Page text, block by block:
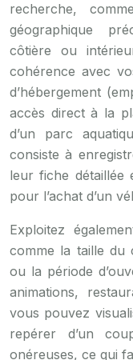
recherche,
géographique
côtière ou
cohérence avec
d’hébergement
accès direct à la
d’un parc
consiste à
leur fiche détaillée
pour l’achat d’un
Exploitez
comme la taille du
ou la période
animations,
vous pouvez
repérer d’un
onéreuses, ce qui